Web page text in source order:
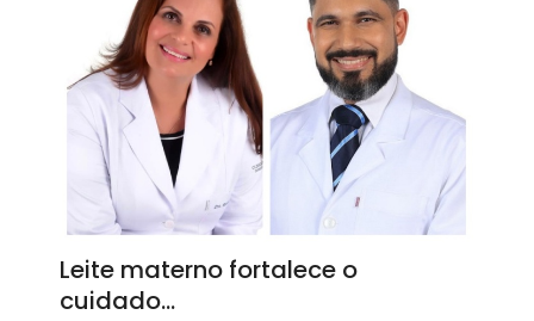
Leite materno fortalece o
cuidado…